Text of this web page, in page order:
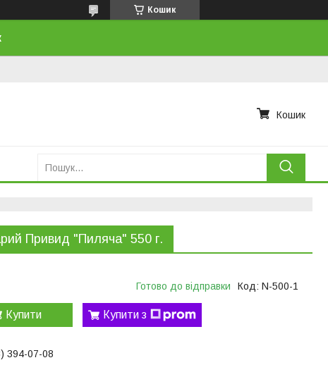
Кошик
Кошик
Привид "Пиляча" 550 г.
Готово до відправки Код: N-500-1
Купити Купити з
394-07-08